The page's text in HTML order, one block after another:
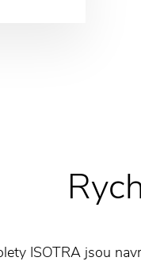
ISOTRA jsou